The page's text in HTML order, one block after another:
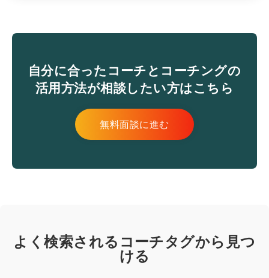
自分に合ったコーチとコーチングの
活用方法が相談したい方はこちら
無料面談に進む
よく検索されるコーチタグから見つ
ける